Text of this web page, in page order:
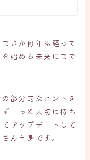
さか何年も経って
始める未来にまで
部分的なヒントを
ーっと大切に持ち
アップデートして
ん自身です。